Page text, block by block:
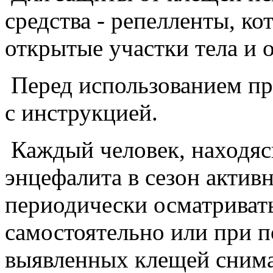
средства - репелленты,
открытые участки тела и
Перед использованием
с инструкцией.
Каждый человек,
энцефалита в сезон
периодически
самостоятельно или при
выявленных клещей